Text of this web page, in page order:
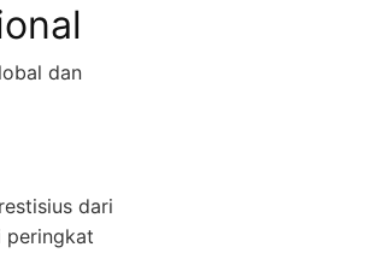
dan
dari
peringkat